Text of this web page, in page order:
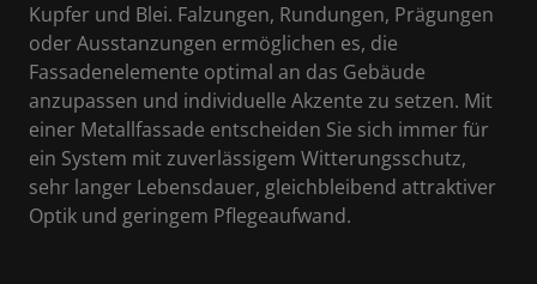
Kupfer und Blei. Falzungen, Rundungen, Prägungen
oder Ausstanzungen ermöglichen es, die
Fassadenelemente optimal an das Gebäude
anzupassen und individuelle Akzente zu setzen. Mit
einer Metallfassade entscheiden Sie sich immer für
ein System mit zuverlässigem Witterungsschutz,
sehr langer Lebensdauer, gleichbleibend attraktiver
Optik und geringem Pflegeaufwand.